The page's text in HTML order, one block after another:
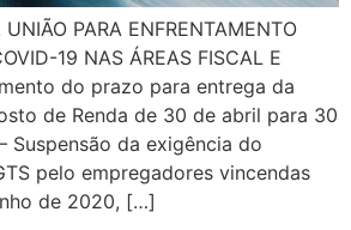
UNIÃO PARA ENFRENTAMENTO
19 NAS ÁREAS FISCAL E
do prazo para entrega da
de Renda de 30 de abril para 30
Suspensão da exigência do
pelo empregadores vincendas
de 2020, […]